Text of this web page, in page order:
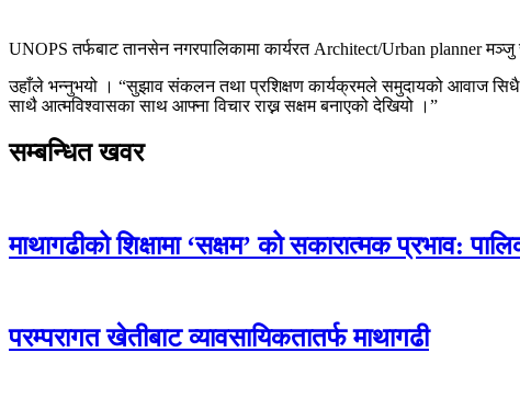
UNOPS तर्फबाट तानसेन नगरपालिकामा कार्यरत Architect/Urban planner
उहाँले भन्नुभयो । “सुझाव संकलन तथा प्रशिक्षण कार्यक्रमले समुदायको आवाज सिधै
साथै आत्मविश्वासका साथ आफ्ना विचार राख्न सक्षम बनाएको देखियो ।”
सम्बन्धित खवर
माथागढीको शिक्षामा ‘सक्षम’ को सकारात्मक प्रभाव:
परम्परागत खेतीबाट व्यावसायिकतातर्फ माथागढी